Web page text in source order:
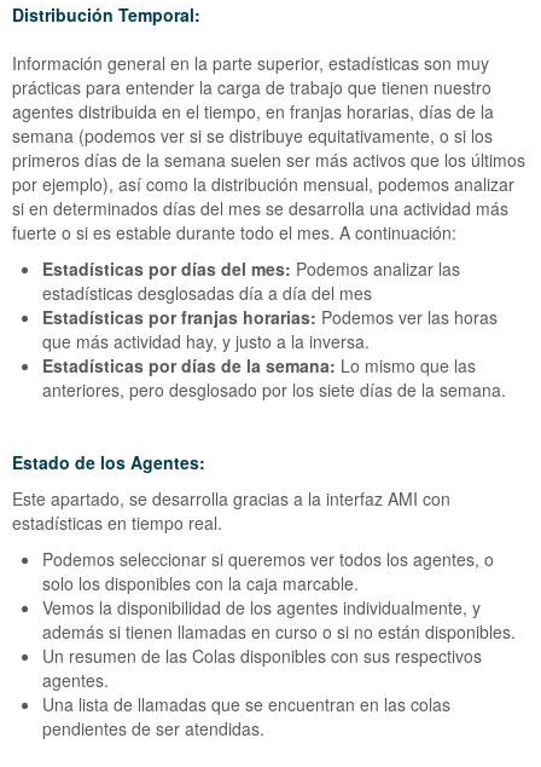
Distribución Temporal:
Información general en la parte superior, estadísticas son muy
prácticas para entender la carga de trabajo que tienen nuestro
agentes distribuida en el tiempo, en franjas horarias, días de la
semana (podemos ver si se distribuye equitativamente, o si los
primeros días de la semana suelen ser más activos que los últimos
por ejemplo), así como la distribución mensual, podemos analizar
si en determinados días del mes se desarrolla una actividad más
fuerte o si es estable durante todo el mes. A continuación:
Estadísticas por días del mes: Podemos analizar las
estadísticas desglosadas día a día del mes
Estadísticas por franjas horarias: Podemos ver las horas
que más actividad hay, y justo a la inversa.
Estadísticas por días de la semana: Lo mismo que las
anteriores, pero desglosado por los siete días de la semana.
Estado de los Agentes:
Este apartado, se desarrolla gracias a la interfaz AMI con
estadísticas en tiempo real.
Podemos seleccionar si queremos ver todos los agentes, o
solo los disponibles con la caja marcable.
Vemos la disponibilidad de los agentes individualmente, y
además si tienen llamadas en curso o si no están disponibles.
Un resumen de las Colas disponibles con sus respectivos
agentes.
Una lista de llamadas que se encuentran en las colas
pendientes de ser atendidas.